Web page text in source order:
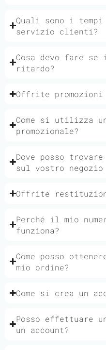
Quali sono i
servizio clienti?
Cosa devo fare
ritardo?
Offrite
Come si utilizza
promozionale?
Dove posso
sul vostro negozio
Offrite
Perché il mio
funziona?
Come posso
mio ordine?
Come si crea un
Posso effettuare
un account?